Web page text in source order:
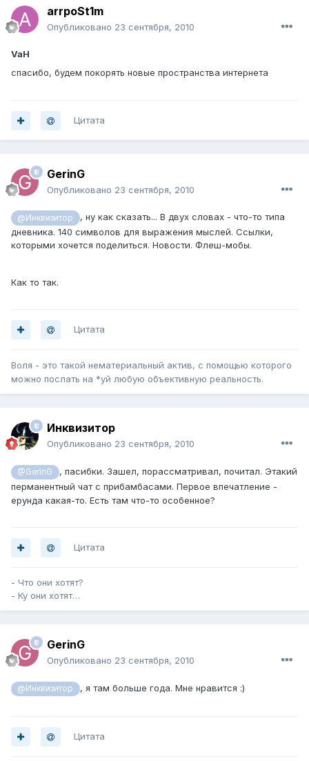
arrpoSt1m
Опубликовано 23 сентября, 2010
VaH
спасибо, будем покорять новые пространства интернета
Цитата
GerinG
Опубликовано 23 сентября, 2010
@Инквизитор
, ну как сказать... В двух словах - что-то типа
дневника. 140 символов для выражения мыслей. Ссылки,
которыми хочется поделиться. Новости. Флеш-мобы.
Как то так.
Цитата
Воля - это такой нематериальный актив, с помощью которого
можно послать на *уй любую объективную реальность.
Инквизитор
Опубликовано 23 сентября, 2010
@GerinG
, пасибки. Зашел, порассматривал, почитал. Этакий
перманентный чат с прибамбасами. Первое впечатление -
ерунда какая-то. Есть там что-то особенное?
Цитата
- Что они хотят?
- Ку они хотят…
GerinG
Опубликовано 23 сентября, 2010
@Инквизитор , я там больше года. Мне нравится :)
Цитата